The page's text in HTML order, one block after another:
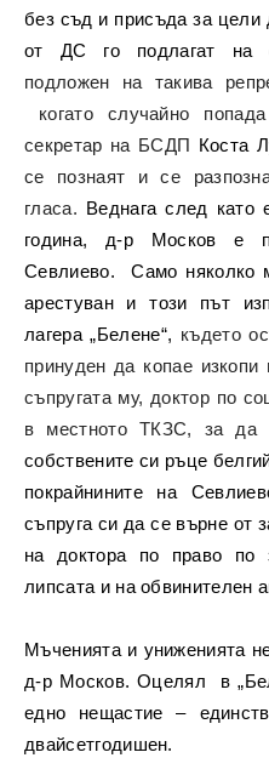
без съд и присъда за цели
от ДС го подлагат на
подложен на такива
когато случайно
секретар на БСДП Коста
се познаят и се
гласа. Веднага след като
година, д-р Москов е
Севлиево. Само няколко
арестуван и този път
лагера „Белене“, където
принуден да копае
съпругата му, доктор по
в местното ТКЗС, за да
собствените си ръце
покрайнините на
съпруга си да се върне от
на доктора по право по
липсата и на обвинителен
Мъченията и униженията
д-р Москов. Оцелял в
едно нещастие –
двайсетгодишен.